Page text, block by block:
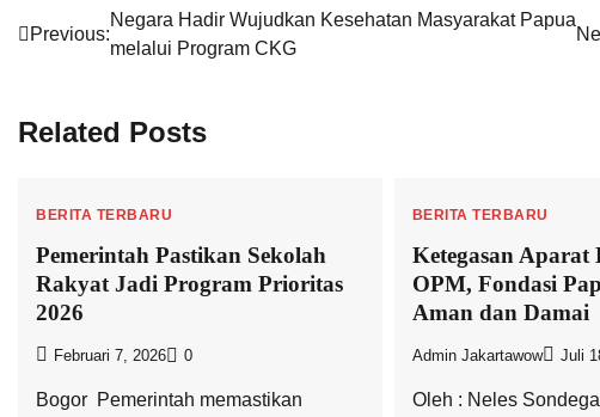
Navigasi
Previous:
Negara Hadir Wujudkan Kesehatan Masyarakat Papua
melalui Program CKG
Related Posts
BERITA TERBARU
Pemerintah Pastikan Sekolah
Rakyat Jadi Program Prioritas
2026
Februari 7, 2026 0
Bogor  Pemerintah memastikan
BERITA TERBARU
Ketegasan Aparat
OPM, Fondasi
Aman dan Damai
Admin Jakartawow Juli
Oleh : Neles